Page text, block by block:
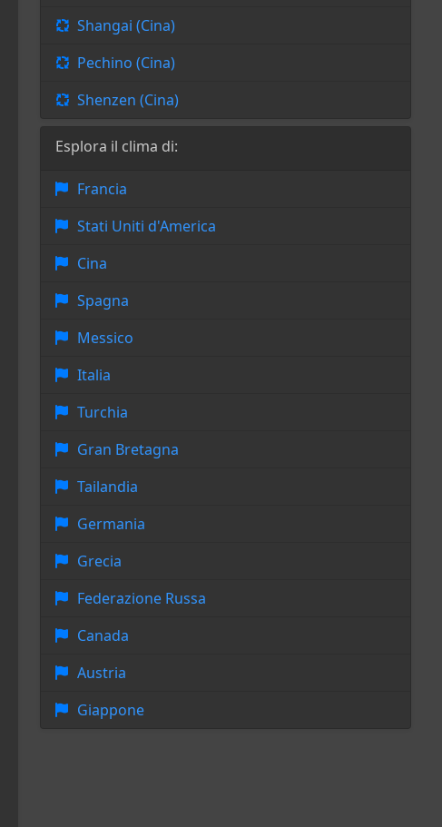
Shangai (Cina)
Pechino (Cina)
Shenzen (Cina)
Esplora il clima di:
Francia
Stati Uniti d'America
Cina
Spagna
Messico
Italia
Turchia
Gran Bretagna
Tailandia
Germania
Grecia
Federazione Russa
Canada
Austria
Giappone